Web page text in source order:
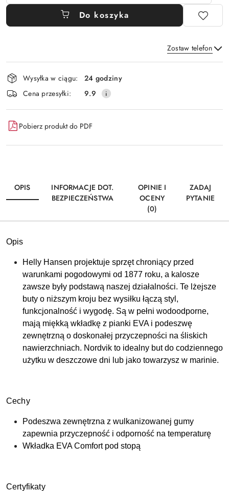
Do koszyka
Zostaw telefon
Wyślij
Dostępność
i
dostawa
Wysyłka w ciągu:
24 godziny
Cena przesyłki:
9.9
Pobierz produkt do PDF
OPIS
INFORMACJE DOT.
BEZPIECZEŃSTWA
OPINIE I
OCENY
(0)
ZADAJ
PYTANIE
Opis
Helly Hansen projektuje sprzęt chroniący przed
warunkami pogodowymi od 1877 roku, a kalosze
zawsze były podstawą naszej działalności. Te lżejsze
buty o niższym kroju bez wysiłku łączą styl,
funkcjonalność i wygodę. Są w pełni wodoodporne,
mają miękką wkładkę z pianki EVA i podeszwę
zewnętrzną o doskonałej przyczepności na śliskich
nawierzchniach. Nordvik to idealny but do codziennego
użytku w deszczowe dni lub jako towarzysz w marinie.
Cechy
Podeszwa zewnętrzna z wulkanizowanej gumy
zapewnia przyczepność i odporność na temperaturę
Wkładka EVA Comfort pod stopą
Certyfikaty